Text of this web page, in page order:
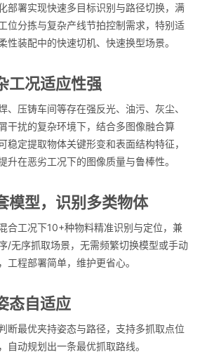
部署实现快速多目标识别与路径切换，满
位分拣与复杂产线节拍控制需求，特别适
性装配中的快速切机、快速换型场景。
工况适应性强
、压铸车间等存在强反光、油污、灰尘、
干扰的复杂环境下，结合多图像融合算
稳定提取物体关键形变和表面结构特征，
升在恶劣工况下的图像质量与鲁棒性。
模型，识别多类物体
合工况下10+种物料精准识别与定位，兼
/无序抓取场景，无需频繁切换模型或手动
工程部署简单，维护更省心。
态自适应
断最优夹持姿态与路径，支持多抓取点位
自动规划出一条最优抓取路线。